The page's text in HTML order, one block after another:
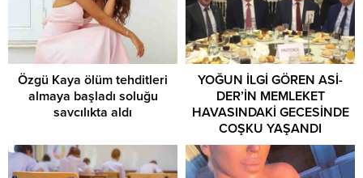
Özgü Kaya ölüm tehditleri
almaya başladı soluğu
savcılıkta aldı
YOĞUN İLGİ GÖREN ASİ-
DER’İN MEMLEKET
HAVASINDAKİ GECESİNDE
COŞKU YAŞANDI